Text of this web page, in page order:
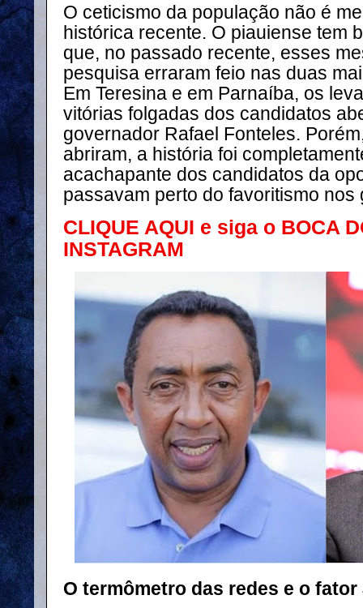
O ceticismo da população não é
histórica recente. O piauiense tem
que, no passado recente, esses
pesquisa erraram feio nas duas
Em Teresina e em Parnaíba, os
vitórias folgadas dos candidatos
governador Rafael Fonteles.
abriram, a história foi
acachapante dos candidatos da
passavam perto do favoritismo nos
CLIQUE AQUI e siga o BOCA
INSTAGRAM
O termômetro das redes e o